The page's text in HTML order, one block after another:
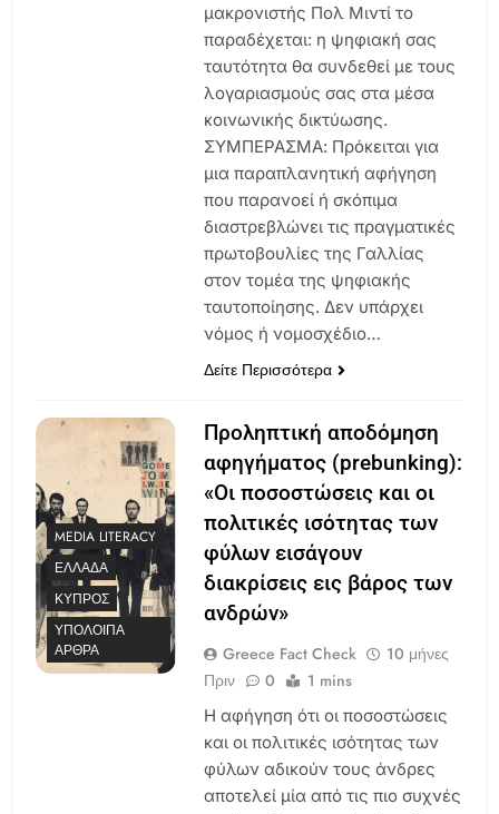
μακρονιστής Πολ Μιντί το
παραδέχεται: η ψηφιακή σας
ταυτότητα θα συνδεθεί με τους
λογαριασμούς σας στα μέσα
κοινωνικής δικτύωσης.
ΣΥΜΠΕΡΑΣΜΑ: Πρόκειται για
μια παραπλανητική αφήγηση
που παρανοεί ή σκόπιμα
διαστρεβλώνει τις πραγματικές
πρωτοβουλίες της Γαλλίας
στον τομέα της ψηφιακής
ταυτοποίησης. Δεν υπάρχει
νόμος ή νομοσχέδιο…
Δείτε Περισσότερα
MEDIA LITERACY
ΕΛΛΆΔΑ
ΚΎΠΡΟΣ
ΥΠΌΛΟΙΠΑ
ΆΡΘΡΑ
Προληπτική αποδόμηση
αφηγήματος (prebunking):
«Οι ποσοστώσεις και οι
πολιτικές ισότητας των
φύλων εισάγουν
διακρίσεις εις βάρος των
ανδρών»
Greece Fact Check
10 μήνες
Πριν
0 1 mins
Η αφήγηση ότι οι ποσοστώσεις
και οι πολιτικές ισότητας των
φύλων αδικούν τους άνδρες
αποτελεί μία από τις πιο συχνές